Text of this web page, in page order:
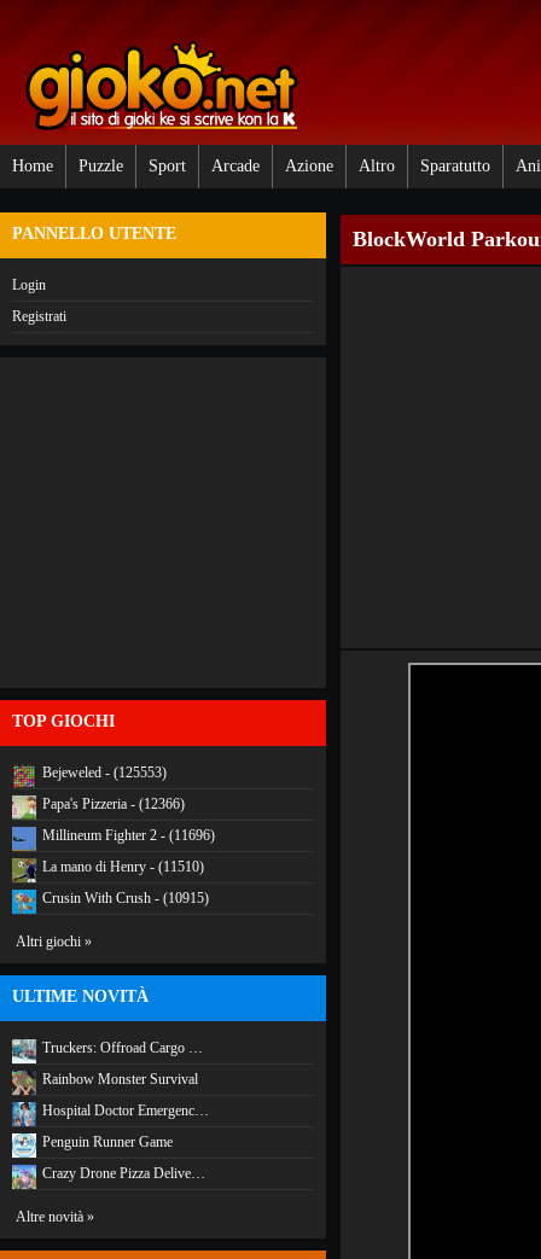
Home Puzzle Sport Arcade Azione Altro Sparatutto
PANNELLO UTENTE
Login
Registrati
TOP GIOCHI
Bejeweled - (125553)
Papa's Pizzeria - (12366)
Millineum Fighter 2 - (11696)
La mano di Henry - (11510)
Crusin With Crush - (10915)
Altri giochi »
ULTIME NOVITÀ
Truckers: Offroad Cargo …
Rainbow Monster Survival
Hospital Doctor Emergenc…
Penguin Runner Game
Crazy Drone Pizza Delive…
Altre novità »
BlockWorld